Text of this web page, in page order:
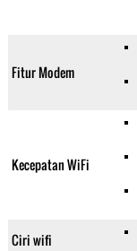
Fitur Modem
Kecepatan WiFi
Ciri wifi